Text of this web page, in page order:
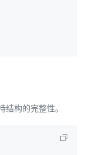
构的完整性。